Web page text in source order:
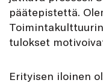
päätepistettä.
tulokset
Erityisen iloinen